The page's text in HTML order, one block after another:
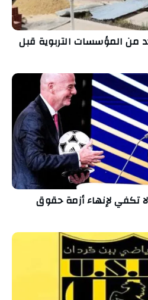
من المؤسسات التربوية قبل
لا تكفي لإنهاء أزمة حقوق